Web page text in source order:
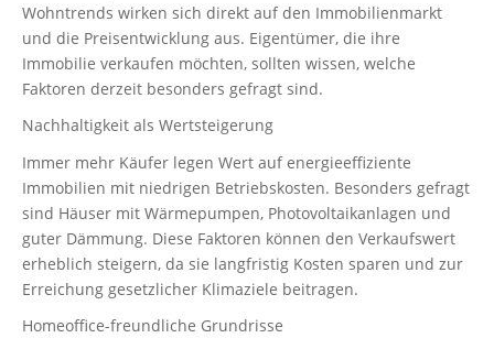
Wohntrends wirken sich direkt auf den Immobilienmarkt
und die Preisentwicklung aus. Eigentümer, die ihre
Immobilie verkaufen möchten, sollten wissen, welche
Faktoren derzeit besonders gefragt sind.
Nachhaltigkeit als Wertsteigerung
Immer mehr Käufer legen Wert auf energieeffiziente
Immobilien mit niedrigen Betriebskosten. Besonders gefragt
sind Häuser mit Wärmepumpen, Photovoltaikanlagen und
guter Dämmung. Diese Faktoren können den Verkaufswert
erheblich steigern, da sie langfristig Kosten sparen und zur
Erreichung gesetzlicher Klimaziele beitragen.
Homeoffice-freundliche Grundrisse